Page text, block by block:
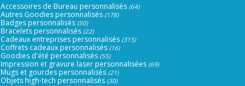
Accessoires de Bureau personnalisés (64)
Autres Goodies personnalisés (178)
Badges personnalisés (50)
Bracelets personnalisés (22)
Cadeaux entreprises personnalisés (315)
Coffrets cadeaux personnalisés (16)
Goodies d'été personnalisés (55)
Impression et gravure laser personnalisées (69)
Mugs et gourdes personnalisés (21)
Objets high-tech personnalisés (30)